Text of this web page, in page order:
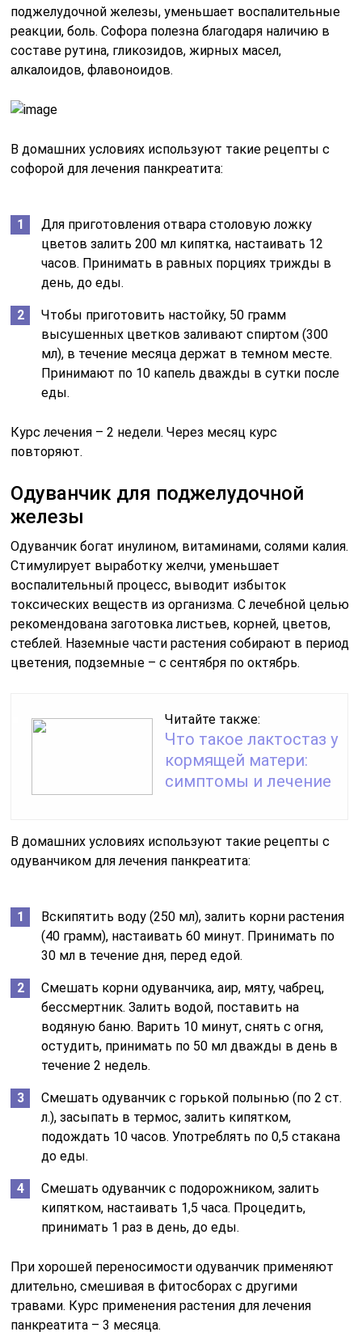
поджелудочной железы, уменьшает воспалительные
реакции, боль. Софора полезна благодаря наличию в
составе рутина, гликозидов, жирных масел,
алкалоидов, флавоноидов.
В домашних условиях используют такие рецепты с
софорой для лечения панкреатита:
Для приготовления отвара столовую ложку
цветов залить 200 мл кипятка, настаивать 12
часов. Принимать в равных порциях трижды в
день, до еды.
Чтобы приготовить настойку, 50 грамм
высушенных цветков заливают спиртом (300
мл), в течение месяца держат в темном месте.
Принимают по 10 капель дважды в сутки после
еды.
Курс лечения – 2 недели. Через месяц курс
повторяют.
Одуванчик для поджелудочной
железы
Одуванчик богат инулином, витаминами, солями калия.
Стимулирует выработку желчи, уменьшает
воспалительный процесс, выводит избыток
токсических веществ из организма. С лечебной целью
рекомендована заготовка листьев, корней, цветов,
стеблей. Наземные части растения собирают в период
цветения, подземные – с сентября по октябрь.
Читайте также:
Что такое лактостаз у
кормящей матери:
симптомы и лечение
В домашних условиях используют такие рецепты с
одуванчиком для лечения панкреатита:
Вскипятить воду (250 мл), залить корни растения
(40 грамм), настаивать 60 минут. Принимать по
30 мл в течение дня, перед едой.
Смешать корни одуванчика, аир, мяту, чабрец,
бессмертник. Залить водой, поставить на
водяную баню. Варить 10 минут, снять с огня,
остудить, принимать по 50 мл дважды в день в
течение 2 недель.
Смешать одуванчик с горькой полынью (по 2 ст.
л.), засыпать в термос, залить кипятком,
подождать 10 часов. Употреблять по 0,5 стакана
до еды.
Смешать одуванчик с подорожником, залить
кипятком, настаивать 1,5 часа. Процедить,
принимать 1 раз в день, до еды.
При хорошей переносимости одуванчик применяют
длительно, смешивая в фитосборах с другими
травами. Курс применения растения для лечения
панкреатита – 3 месяца.